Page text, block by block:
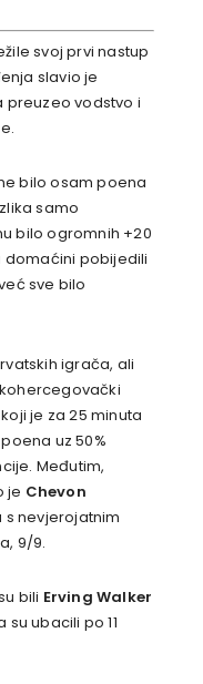
svoj prvi nastup
slavio je
preuzeo vodstvo i
bilo osam poena
samo
bilo ogromnih +20
domaćini pobijedili
sve bilo
igrača, ali
je za 25 minuta
uz 50%
Međutim,
je Chevon
s nevjerojatnim
9/9.
bili Erving Walker
su ubacili po 11